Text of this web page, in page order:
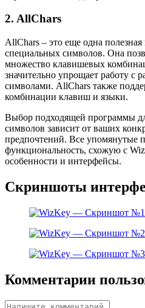
2. AllChars
AllChars – это еще одна
специальных символов. Она
множество клавишевых
значительно упрощает работу с
символами. AllChars также
комбинации клавиш и языки.
Выбор подходящей программы
символов зависит от ваших
предпочтений. Все упомянутые
функциональность, схожую с
особенности и интерфейсы.
Скриншоты
Комментарии